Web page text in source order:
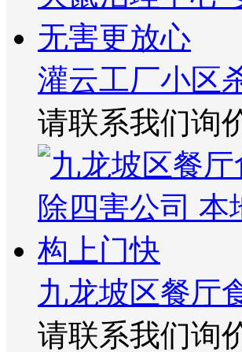
灌云工厂小区
请联系我们询
九龙坡区餐厅
请联系我们询